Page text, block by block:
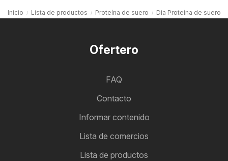
Inicio Lista de productos Proteína de suero Dia Proteína de suero
Ofertero
FAQ
Contacto
Informar contenido
Lista de comercios
Lista de productos